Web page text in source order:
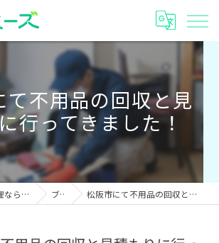
て不用品の回収と見
行ってきました！
三重県の遺品整理なら株式会社エコノミーズ ブログ 松阪市にて不用品の回収と見積もりに行ってきました！